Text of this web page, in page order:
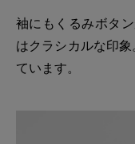
袖にもくるみボタ
はクラシカルな印
ています。